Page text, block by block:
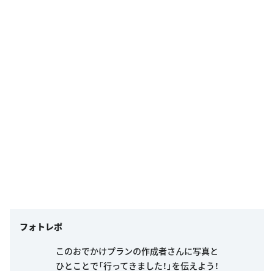
フォトレポ
このおでかけプランの作成者さんに写真と
ひとことで「行ってきました！」を伝えよう！